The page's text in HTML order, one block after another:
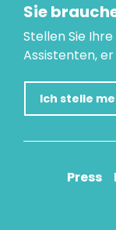
Sie
Stellen Sie
Assistenten, er
Ich stelle
Press